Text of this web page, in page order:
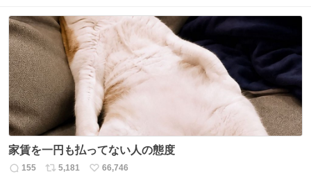
家賃を一円も払ってない人の態度
返
155
リ
5,181
い
66,746